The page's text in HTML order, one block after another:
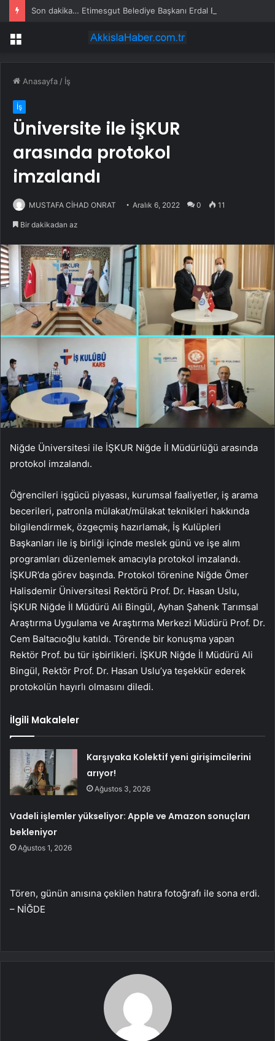
Menü
Anasayfa / İş
İş
Üniversite ile İŞKUR
arasında protokol
imzalandı
MUSTAFA CİHAD ONRAT Aralık 6, 2022 0 11
Bir dakikadan az
Niğde Üniversitesi ile İŞKUR Niğde İl Müdürlüğü arasında
protokol imzalandı.
Öğrencileri işgücü piyasası, kurumsal faaliyetler, iş arama
becerileri, patronla mülakat/mülakat teknikleri hakkında
bilgilendirmek, özgeçmiş hazırlamak, İş Kulüpleri
Başkanları ile iş birliği içinde meslek günü ve işe alım
programları düzenlemek amacıyla protokol imzalandı.
İŞKUR’da görev başında. Protokol törenine Niğde Ömer
Halisdemir Üniversitesi Rektörü Prof. Dr. Hasan Uslu,
İŞKUR Niğde İl Müdürü Ali Bingül, Ayhan Şahenk Tarımsal
Araştırma Uygulama ve Araştırma Merkezi Müdürü Prof. Dr.
Cem Baltacıoğlu katıldı. Törende bir konuşma yapan
Rektör Prof. bu tür işbirlikleri. İŞKUR Niğde İl Müdürü Ali
Bingül, Rektör Prof. Dr. Hasan Uslu’ya teşekkür ederek
protokolün hayırlı olmasını diledi.
İlgili Makaleler
Karşıyaka Kolektif yeni girişimcilerini
arıyor!
Ağustos 3, 2026
Vadeli işlemler yükseliyor: Apple ve Amazon sonuçları
bekleniyor
Ağustos 1, 2026
Tören, günün anısına çekilen hatıra fotoğrafı ile sona erdi.
– NİĞDE